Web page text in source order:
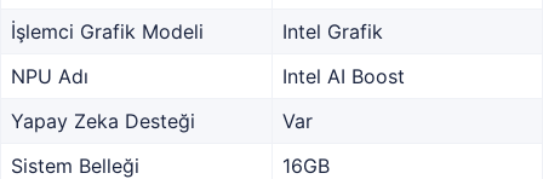
İşlemci Grafik Modeli
Intel Grafik
NPU Adı
Intel AI Boost
Yapay Zeka Desteği
Var
Sistem Belleği
16GB